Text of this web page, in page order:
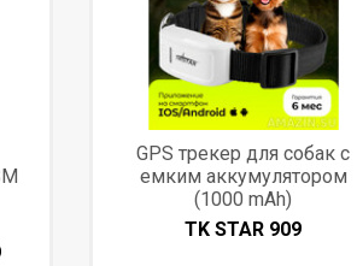
GPS трекер для собак с
емким аккумулятором
(1000 mAh)
TK STAR 909